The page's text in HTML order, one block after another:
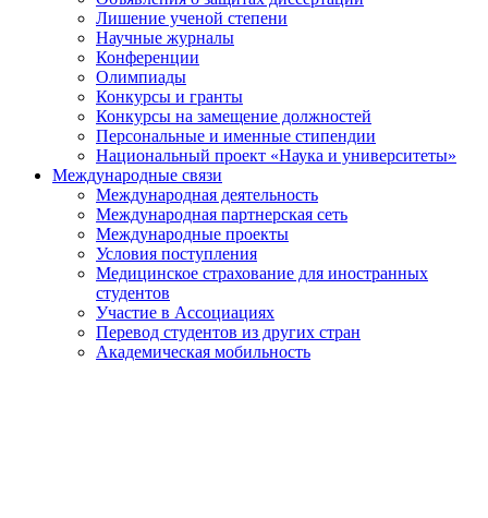
Лишение ученой степени
Научные журналы
Конференции
Олимпиады
Конкурсы и гранты
Конкурсы на замещение должностей
Персональные и именные стипендии
Национальный проект «Наука и университеты»
Международные связи
Международная деятельность
Международная партнерская сеть
Международные проекты
Условия поступления
Медицинское страхование для иностранных
студентов
Участие в Ассоциациях
Перевод студентов из других стран
Академическая мобильность